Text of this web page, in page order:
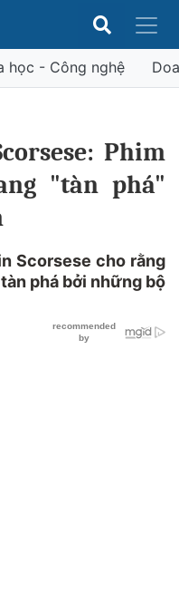
học - Công nghệ
Phim
"tàn phá"
Scorsese cho rằng
phá bởi những bộ